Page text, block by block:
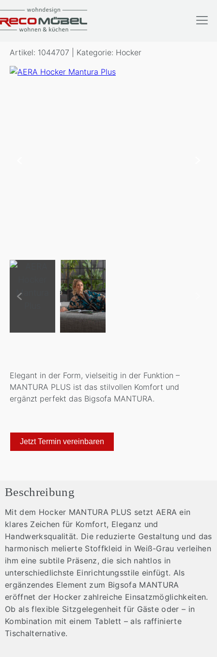
AERA Hocker Mantura
Plus
Artikel: 1044707 | Kategorie: Hocker
Elegant in der Form, vielseitig in der Funktion –
MANTURA PLUS ist das stilvollen Komfort und
ergänzt perfekt das Bigsofa MANTURA.
Jetzt Termin vereinbaren
Beschreibung
Mit dem Hocker MANTURA PLUS setzt AERA ein
klares Zeichen für Komfort, Eleganz und
Handwerksqualität. Die reduzierte Gestaltung und das
harmonisch melierte Stoffkleid in Weiß-Grau verleihen
ihm eine subtile Präsenz, die sich nahtlos in
unterschiedlichste Einrichtungsstile einfügt. Als
ergänzendes Element zum Bigsofa MANTURA
eröffnet der Hocker zahlreiche Einsatzmöglichkeiten.
Ob als flexible Sitzgelegenheit für Gäste oder – in
Kombination mit einem Tablett – als raffinierte
Tischalternative.